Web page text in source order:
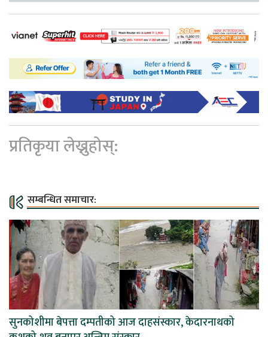
प्रतिकृया लेख्नुहोस्:
सम्बन्धित समाचार:
सुनकोशीमा बेपत्ता दम्पतीको आज दाहसंस्कार, केदारनाथको